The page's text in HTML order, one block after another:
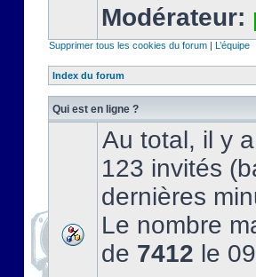
Modérateur:
Supprimer tous les cookies du forum | L’équipe
Index du forum
Qui est en ligne ?
Au total, il y a
123 invités
dernières
Le nombre
de 7412 le